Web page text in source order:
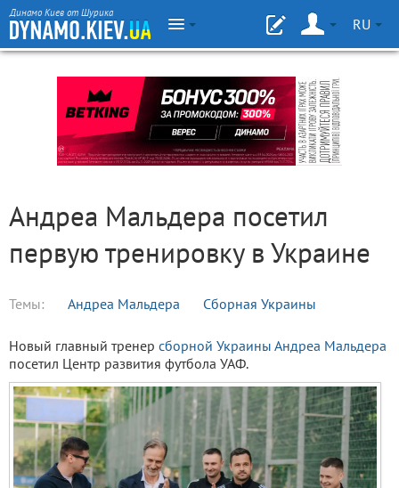
Динамо Киев от Шурика
RU
Андреа Мальдера посетил
первую тренировку в Украине
Темы: Андреа Мальдера Сборная Украины
Новый главный тренер сборной Украины Андреа Мальдера
посетил Центр развития футбола УАФ.